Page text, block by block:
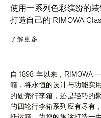
使用一系列色彩缤纷的
打造自己的 RIMOWA
了解更多
自 1898 年以来，RIMOWA
箱，将永恒的设计与功能实
的硬壳行李箱，还是轻巧的
的四轮行李箱系列应有尽有